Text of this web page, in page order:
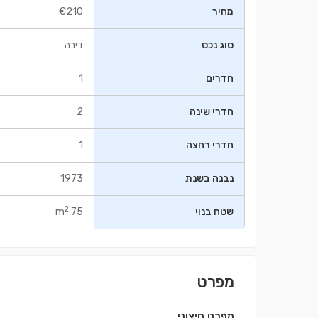
מחיר €210
סוג נכס דירה
חדרים 1
חדרי שינה 2
חדרי רחצה 1
נבנה בשנת 1973
שטח בנוי 75 m
2
מפרט
בניין ㎡98.5
€235,000